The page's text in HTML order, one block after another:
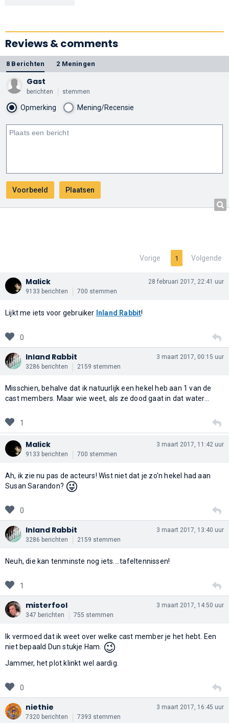
from Dash
Shaw
Reviews & comments
8 Berichten 2 Meningen
Gast
berichten stemmen
Opmerking Mening/Recensie
Vorige 1 Volgende
Malick
9133 berichten 700 stemmen
28 februari 2017, 22:41 uur
Lijkt me iets voor gebruiker Inland Rabbit!
0
Inland Rabbit
3286 berichten 2159 stemmen
3 maart 2017, 00:15 uur
Misschien, behalve dat ik natuurlijk een hekel heb aan 1 van de
cast members. Maar wie weet, als ze dood gaat in dat water...
1
Malick
9133 berichten 700 stemmen
3 maart 2017, 11:42 uur
Ah, ik zie nu pas de acteurs! Wist niet dat je zo'n hekel had aan
Susan Sarandon? 😜
0
Inland Rabbit
3286 berichten 2159 stemmen
3 maart 2017, 13:40 uur
Neuh, die kan tenminste nog iets....tafeltennissen!
1
misterfool
347 berichten 755 stemmen
3 maart 2017, 14:50 uur
Ik vermoed dat ik weet over welke cast member je het hebt. Een
niet bepaald Dun stukje Ham.
😉
Jammer, het plot klinkt wel aardig.
0
niethie
7320 berichten 7393 stemmen
3 maart 2017, 16:45 uur